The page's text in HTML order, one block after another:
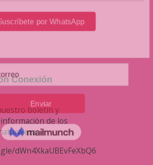
Conexión
boletín y
de los
dWn4XkaUBEvFeXbQ6